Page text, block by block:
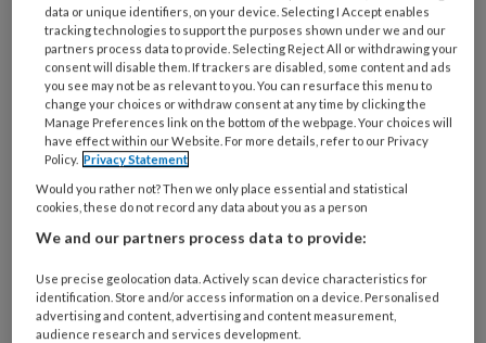
je
functie *
Bij
welke
organisatie
werk
je?
Untitled
Ontvang 2x per week de
KinderopvangTotaal nieuwsbrief
Management Kinderopvang
Weekoverzicht
data or unique identifiers, on your device. Selecting I Accept enables
tracking technologies to support the purposes shown under we and our
partners process data to provide. Selecting Reject All or withdrawing your
consent will disable them. If trackers are disabled, some content and ads
you see may not be as relevant to you. You can resurface this menu to
change your choices or withdraw consent at any time by clicking the
Manage Preferences link on the bottom of the webpage. Your choices will
have effect within our Website. For more details, refer to our Privacy
Policy. Privacy Statement
Would you rather not? Then we only place essential and statistical
cookies, these do not record any data about you as a person
We and our partners process data to provide:
Use precise geolocation data. Actively scan device characteristics for
identification. Store and/or access information on a device. Personalised
advertising and content, advertising and content measurement,
audience research and services development.